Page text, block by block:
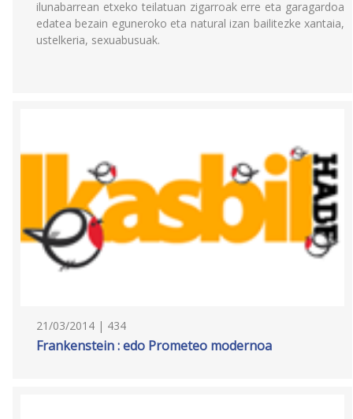
ilunabarrean etxeko teilatuan zigarroak erre eta garagardoa
edatea bezain eguneroko eta natural izan bailitezke xantaia,
ustelkeria, sexuabusuak.
21/03/2014 | 434
Frankenstein : edo Prometeo modernoa